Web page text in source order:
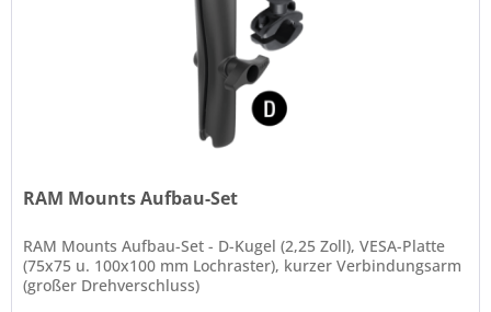
RAM Mounts Aufbau-Set
RAM Mounts Aufbau-Set - D-Kugel (2,25 Zoll), VESA-Platte
(75x75 u. 100x100 mm Lochraster), kurzer Verbindungsarm
(großer Drehverschluss)